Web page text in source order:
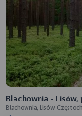
Blachownia - Lisów,
Blachownia, Lisów,